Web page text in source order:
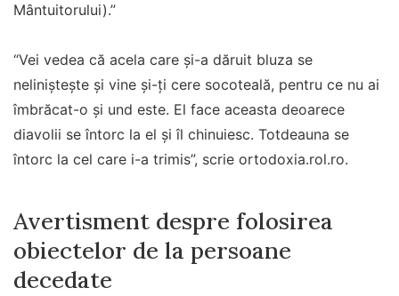
Mântuitorului).”
“Vei vedea că acela care și-a dăruit bluza se
neliniștește și vine și-ți cere socoteală, pentru ce nu ai
îmbrăcat-o și und este. El face aceasta deoarece
diavolii se întorc la el și îl chinuiesc. Totdeauna se
întorc la cel care i-a trimis”, scrie ortodoxia.rol.ro.
Avertisment despre folosirea
obiectelor de la persoane
decedate